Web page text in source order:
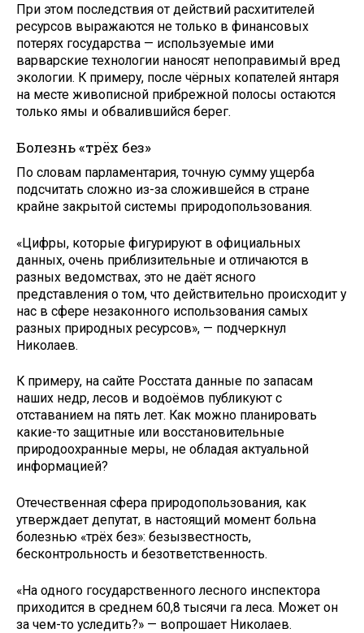
При этом последствия от действий расхитителей
ресурсов выражаются не только в финансовых
потерях государства — используемые ими
варварские технологии наносят непоправимый вред
экологии. К примеру, после чёрных копателей янтаря
на месте живописной прибрежной полосы остаются
только ямы и обвалившийся берег.
Болезнь «трёх без»
По словам парламентария, точную сумму ущерба
подсчитать сложно из-за сложившейся в стране
крайне закрытой системы природопользования.
«Цифры, которые фигурируют в официальных
данных, очень приблизительные и отличаются в
разных ведомствах, это не даёт ясного
представления о том, что действительно происходит у
нас в сфере незаконного использования самых
разных природных ресурсов», — подчеркнул
Николаев.
К примеру, на сайте Росстата данные по запасам
наших недр, лесов и водоёмов публикуют с
отставанием на пять лет. Как можно планировать
какие-то защитные или восстановительные
природоохранные меры, не обладая актуальной
информацией?
Отечественная сфера природопользования, как
утверждает депутат, в настоящий момент больна
болезнью «трёх без»: безызвестность,
бесконтрольность и безответственность.
«На одного государственного лесного инспектора
приходится в среднем 60,8 тысячи га леса. Может он
за чем-то уследить?» — вопрошает Николаев.